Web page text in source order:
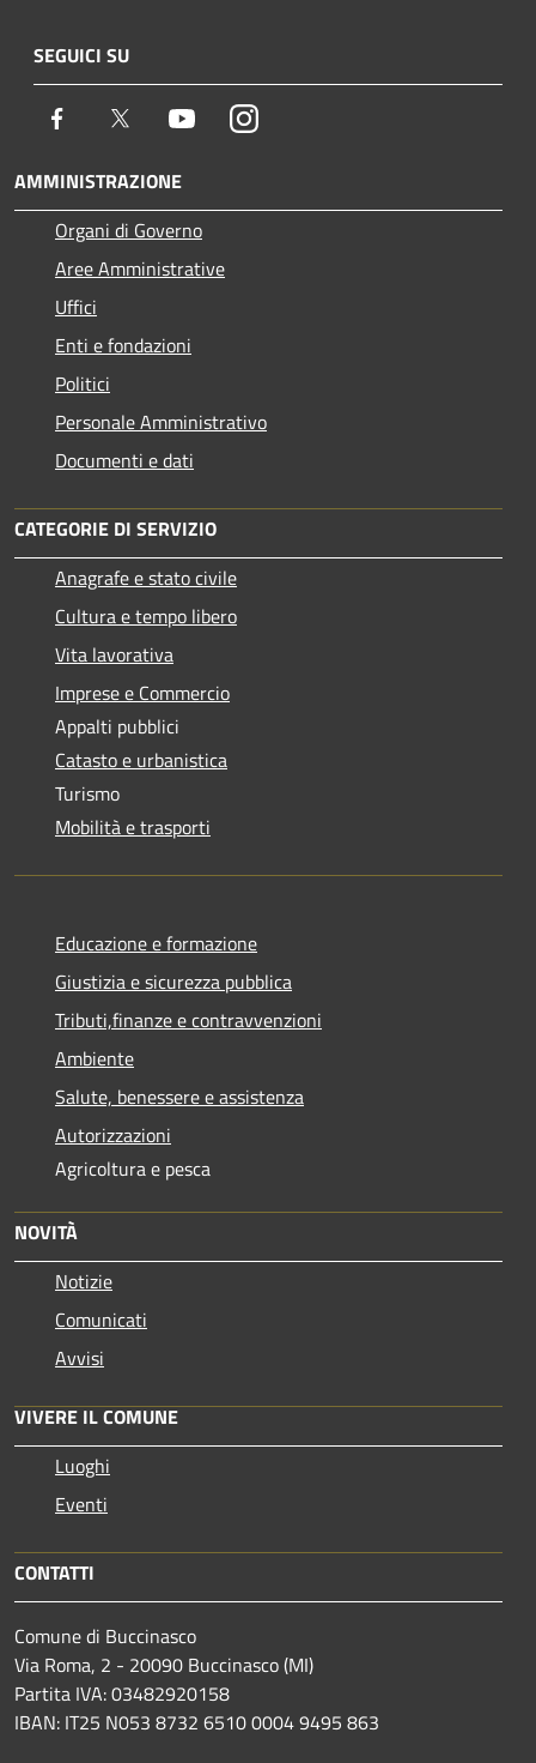
SEGUICI SU
Facebook Twitter YoutubeInstagram
AMMINISTRAZIONE
Organi di Governo
Aree Amministrative
Uffici
Enti e fondazioni
Politici
Personale Amministrativo
Documenti e dati
CATEGORIE DI SERVIZIO
Anagrafe e stato civile
Cultura e tempo libero
Vita lavorativa
Imprese e Commercio
Appalti pubblici
Catasto e urbanistica
Turismo
Mobilità e trasporti
Educazione e formazione
Giustizia e sicurezza pubblica
Tributi,finanze e contravvenzioni
Ambiente
Salute, benessere e assistenza
Autorizzazioni
Agricoltura e pesca
NOVITÀ
Notizie
Comunicati
Avvisi
VIVERE IL COMUNE
Luoghi
Eventi
CONTATTI
Comune di Buccinasco
Via Roma, 2 - 20090 Buccinasco (MI)
Partita IVA: 03482920158
IBAN: IT25 N053 8732 6510 0004 9495 863